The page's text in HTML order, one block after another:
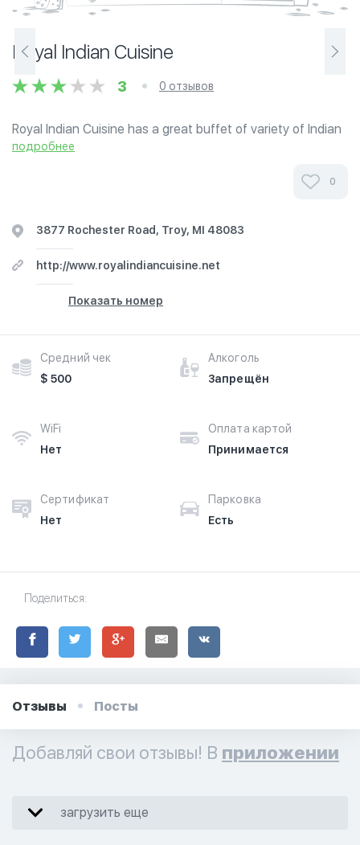
Royal Indian Cuisine
3 0 отзывов
Royal Indian Cuisine has a great buffet of variety of Indian
& Chinese halal food. Reasonable pricing and good place
подробнее
0
3877 Rochester Road, Troy, MI 48083
http://www.royalindiancuisine.net
Показать номер
Средний чек
$ 500
Алкоголь
Запрещён
WiFi
Нет
Оплата картой
Принимается
Сертификат
Нет
Парковка
Есть
Поделиться:
Отзывы Посты
Добавляй свои отзывы! В приложении
загрузить еще